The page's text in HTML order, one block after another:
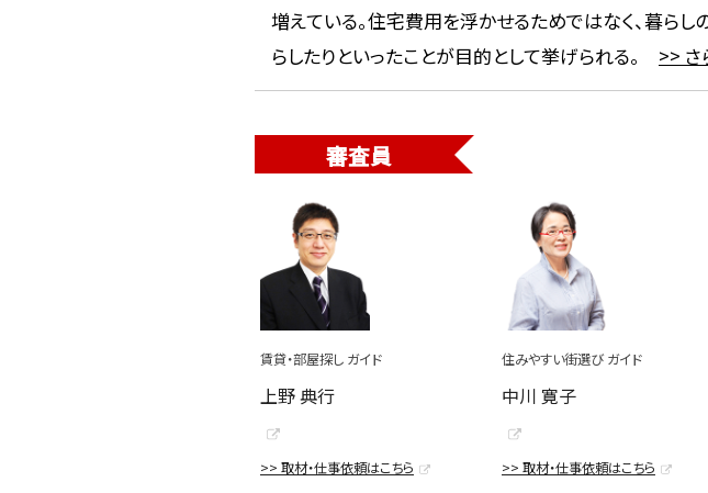
増えている。住宅費用を浮かせるためではなく、暮ら
らしたりといったことが目的として挙げられる。 >> さ
審査員
賃貸・部屋探し ガイド
上野 典行
>> 取材・仕事依頼はこちら
住みやすい街選び ガイド
中川 寛子
>> 取材・仕事依頼はこちら